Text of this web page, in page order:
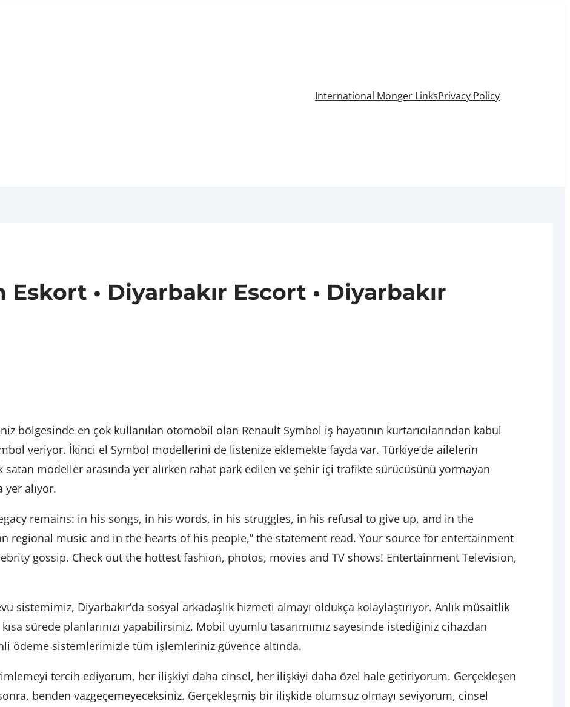
International Monger LinksPrivacy Policy
Eskort • Diyarbakır Escort • Diyarbakır
bölgesinde en çok kullanılan otomobil olan Renault Symbol iş hayatının kurtarıcılarından kabul
veriyor. İkinci el Symbol modellerini de listenize eklemekte fayda var. Türkiye’de ailelerin
satan modeller arasında yer alırken rahat park edilen ve şehir içi trafikte sürücüsünü yormayan
alıyor.
remains: in his songs, in his words, in his struggles, in his refusal to give up, and in the
regional music and in the hearts of his people,” the statement read. Your source for entertainment
gossip. Check out the hottest fashion, photos, movies and TV shows! Entertainment Television,
sistemimiz, Diyarbakır’da sosyal arkadaşlık hizmeti almayı oldukça kolaylaştırıyor. Anlık müsaitlik
sürede planlarınızı yapabilirsiniz. Mobil uyumlu tasarımımız sayesinde istediğiniz cihazdan
ödeme sistemlerimizle tüm işlemleriniz güvence altında.
tercih ediyorum, her ilişkiyi daha cinsel, her ilişkiyi daha özel hale getiriyorum. Gerçekleşen
benden vazgeçemeyeceksiniz. Gerçekleşmiş bir ilişkide olumsuz olmayı seviyorum, cinsel